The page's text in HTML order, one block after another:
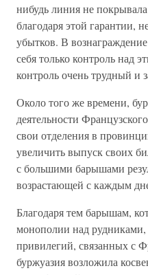
нибудь линия не
благодаря этой гарантии,
убытков. В
себя только контроль над
контроль очень трудный и
Около того же времени,
деятельности
свои отделения в
увеличить выпуск своих
с большими барышами
возрастающей с каждым
Благодаря тем барышам,
монополии над
привилегий, связанных с
буржуазия возложила